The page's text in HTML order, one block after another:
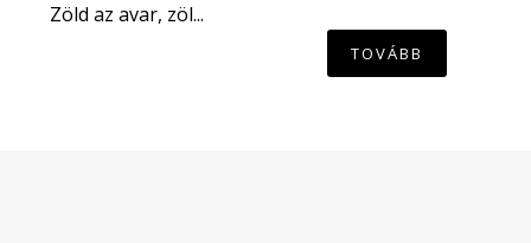
Zöld az avar, zöl...
TOVÁBB